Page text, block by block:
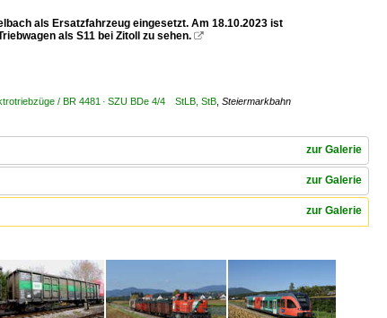
als Ersatzfahrzeug eingesetzt. Am 18.10.2023 ist
als S11 bei Zitoll zu sehen. 
/ BR 4481 · SZU BDe 4/4 StLB, StB Steiermarkbahn
zur Galerie
zur Galerie
zur Galerie